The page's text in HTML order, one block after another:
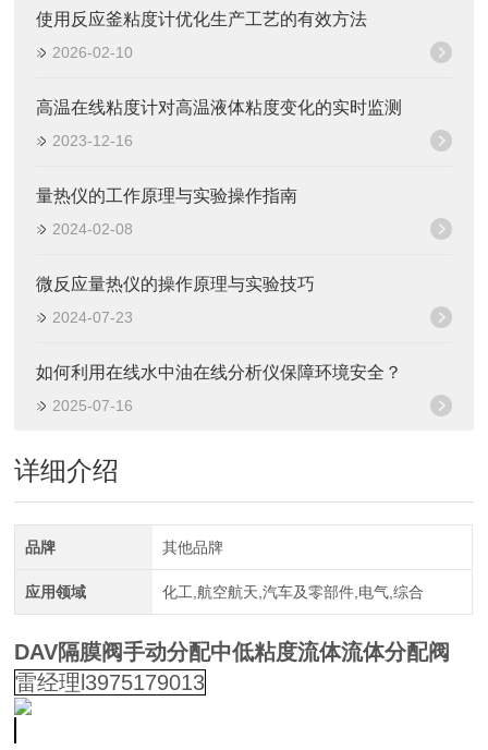
使用反应釜粘度计优化生产工艺的有效方法
2026-02-10
高温在线粘度计对高温液体粘度变化的实时监测
2023-12-16
量热仪的工作原理与实验操作指南
2024-02-08
微反应量热仪的操作原理与实验技巧
2024-07-23
如何利用在线水中油在线分析仪保障环境安全？
2025-07-16
详细介绍
品牌 其他品牌
应用领域 化工,航空航天,汽车及零部件,电气,综合
DAV隔膜阀手动分配中低粘度流体流体分配阀
雷经理l3975179013